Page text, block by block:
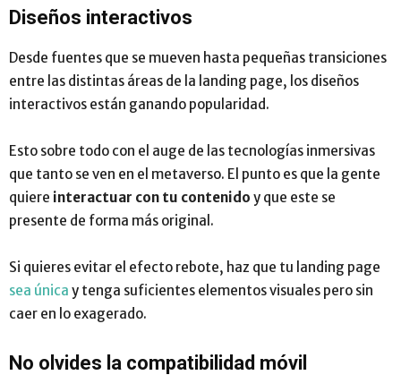
Diseños interactivos
Desde fuentes que se mueven hasta pequeñas transiciones
entre las distintas áreas de la landing page, los diseños
interactivos están ganando popularidad.
Esto sobre todo con el auge de las tecnologías inmersivas
que tanto se ven en el metaverso. El punto es que la gente
quiere interactuar con tu contenido y que este se
presente de forma más original.
Si quieres evitar el efecto rebote, haz que tu landing page
sea única y tenga suficientes elementos visuales pero sin
caer en lo exagerado.
No olvides la compatibilidad móvil